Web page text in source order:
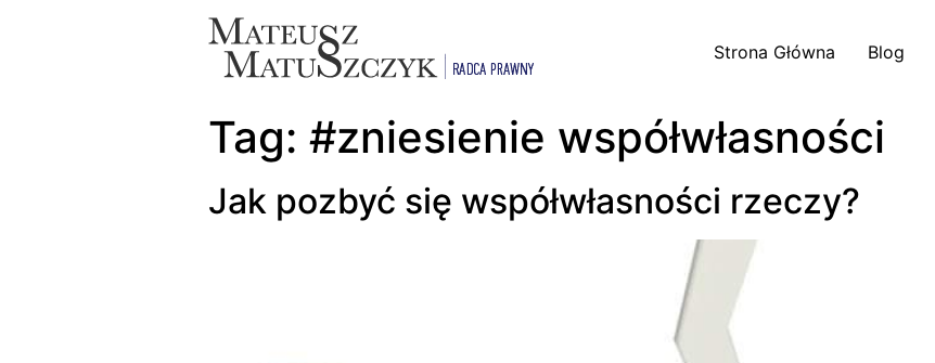
Strona Główna Blog
Tag: #zniesienie współwłasności
Jak pozbyć się współwłasności rzeczy?